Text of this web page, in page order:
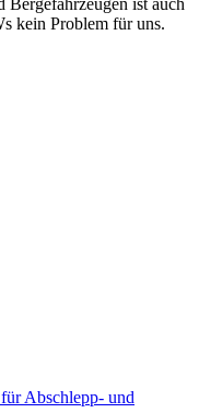
Bergefahrzeugen ist auch
kein Problem für uns.
Abschlepp- und